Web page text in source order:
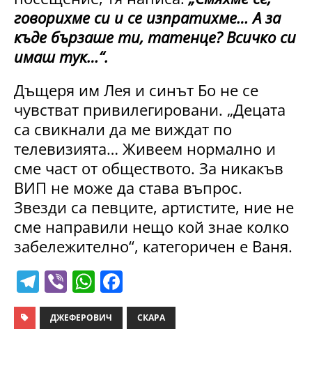
говорихме си и се изпратихме… А за
къде бързаше ти, татенце? Всичко си
имаш тук…“.
Дъщеря им Лея и синът Бо не се
чувстват привилегировани. „Децата
са свикнали да ме виждат по
телевизията… Живеем нормално и
сме част от обществото. За никакъв
ВИП не може да става въпрос.
Звезди са певците, артистите, ние не
сме направили нещо кой знае колко
забележително“, категоричен е Ваня.
T
el
e
Vi
b
er
W
h
at
a
c
ДЖЕФЕРОВИЧ СКАРА